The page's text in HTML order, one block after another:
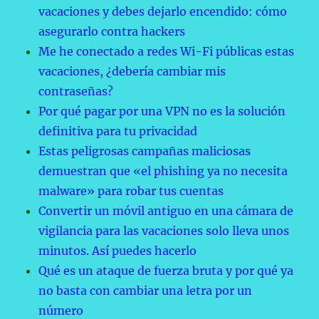
vacaciones y debes dejarlo encendido: cómo
asegurarlo contra hackers
Me he conectado a redes Wi-Fi públicas estas
vacaciones, ¿debería cambiar mis
contraseñas?
Por qué pagar por una VPN no es la solución
definitiva para tu privacidad
Estas peligrosas campañas maliciosas
demuestran que «el phishing ya no necesita
malware» para robar tus cuentas
Convertir un móvil antiguo en una cámara de
vigilancia para las vacaciones solo lleva unos
minutos. Así puedes hacerlo
Qué es un ataque de fuerza bruta y por qué ya
no basta con cambiar una letra por un
número